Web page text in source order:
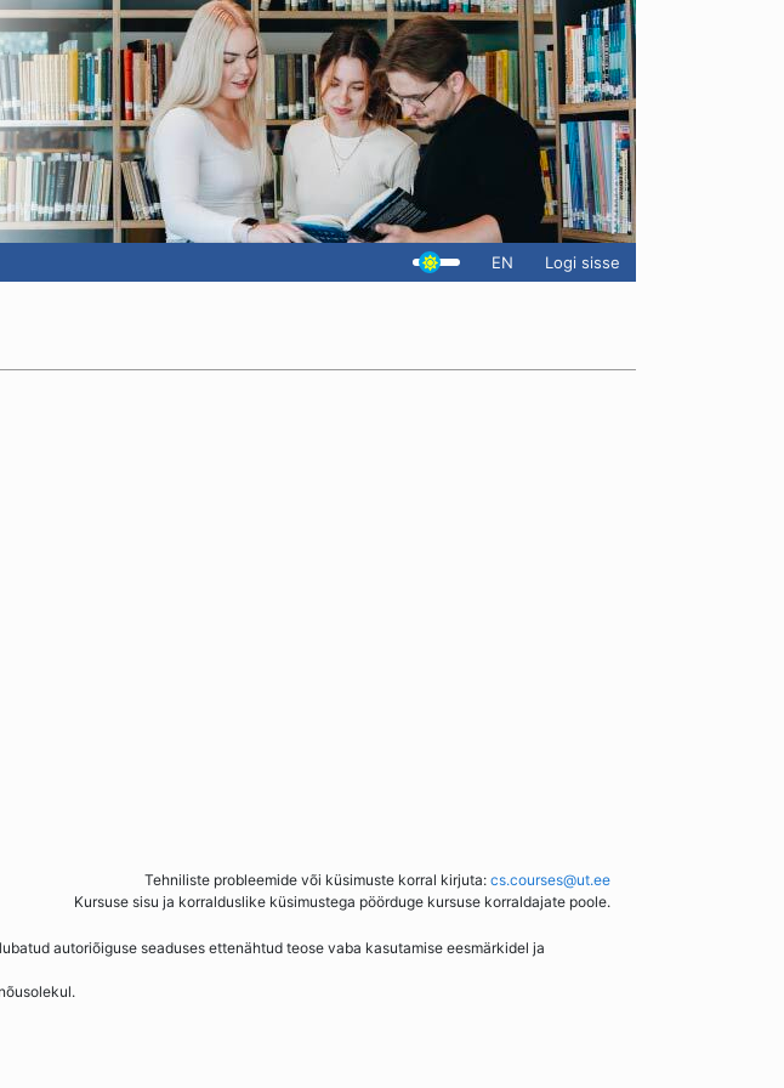
EN Logi sisse
Tehniliste probleemide või küsimuste korral kirjuta: cs.courses@ut.ee
Kursuse sisu ja korralduslike küsimustega pöörduge kursuse korraldajate poole.
autoriõiguse seaduses ettenähtud teose vaba kasutamise eesmärkidel ja